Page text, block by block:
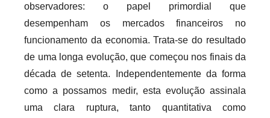
observadores: o papel primordial que
desempenham os mercados financeiros no
funcionamento da economia. Trata-se do resultado
de uma longa evolução, que começou nos finais da
década de setenta. Independentemente da forma
como a possamos medir, esta evolução assinala
uma clara ruptura, tanto quantitativa como